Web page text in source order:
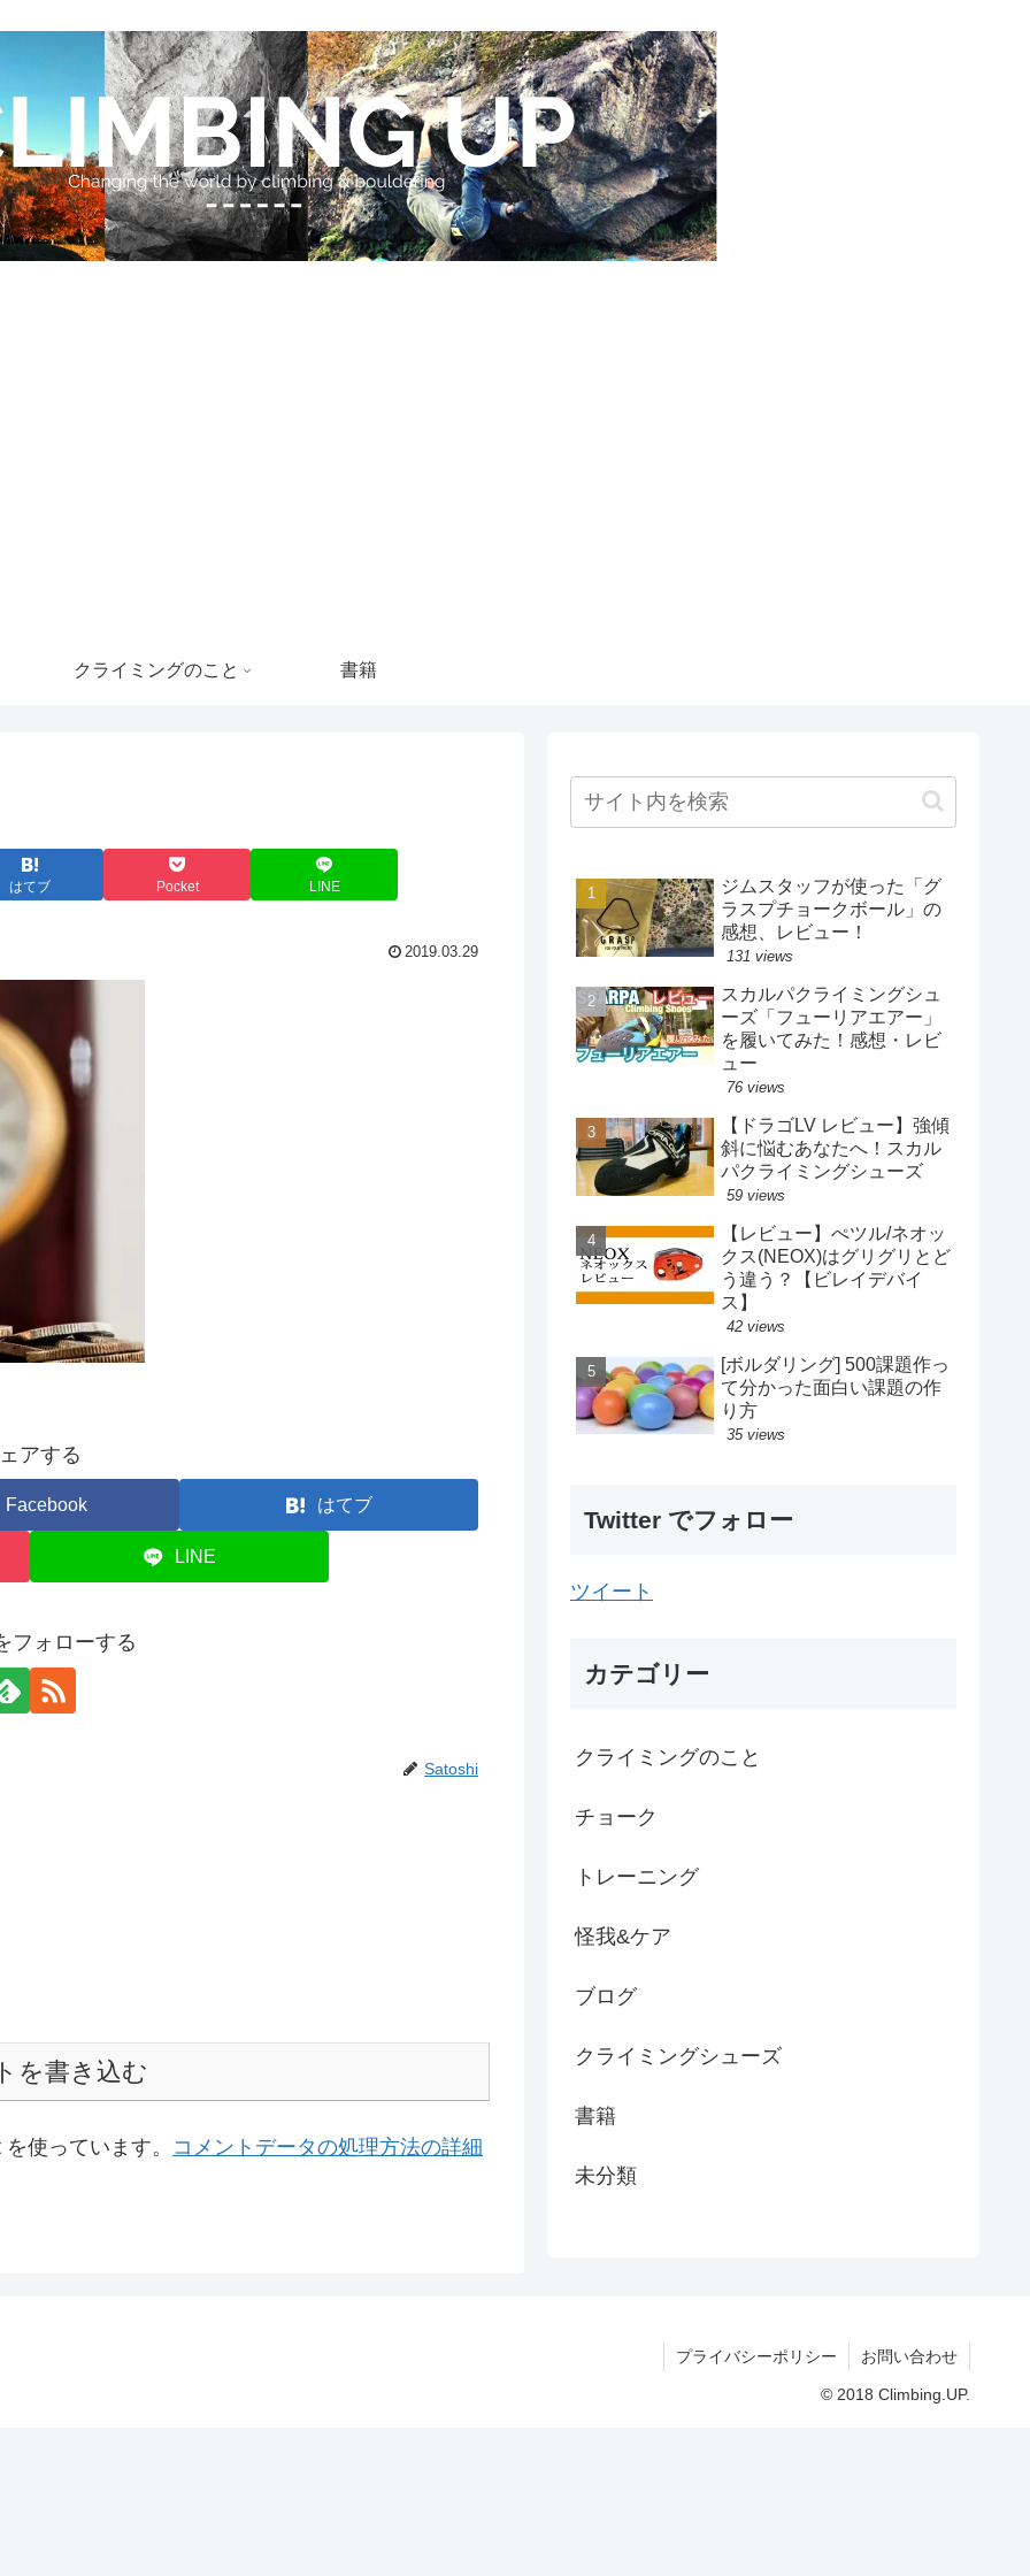
クライミングのこと 書籍
はてブ Pocket LINE
2019.03.29
アする
Facebook はてブ
LINE
フォローする
Satoshi
を書き込む
使っています。 コメントデータの処理方法の詳細
ジムスタッフが使った「グ
ラスプチョークボール」の
感想、レビュー！
131 views
スカルパクライミングシュ
ーズ「フューリアエアー」
を履いてみた！感想・レビ
ュー
76 views
【ドラゴLV レビュー】強傾
斜に悩むあなたへ！スカル
パクライミングシューズ
59 views
【レビュー】ぺツル/ネオッ
クス(NEOX)はグリグリとど
う違う？【ビレイデバイ
ス】
42 views
[ボルダリング] 500課題作っ
て分かった面白い課題の作
り方
35 views
Twitter でフォロー
ツイート
カテゴリー
クライミングのこと
チョーク
トレーニング
怪我&ケア
ブログ
クライミングシューズ
書籍
未分類
プライバシーポリシー お問い合わせ
© 2018 Climbing.UP.